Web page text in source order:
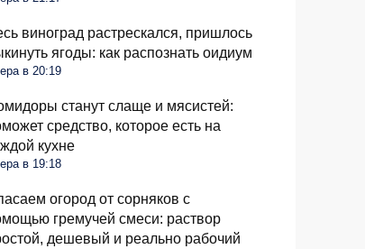
виноград растрескался, пришлось
ягоды: как распознать оидиум
в 20:19
станут слаще и мясистей:
средство, которое есть на
кухне
в 19:18
огород от сорняков с
гремучей смеси: раствор
дешевый и реально рабочий